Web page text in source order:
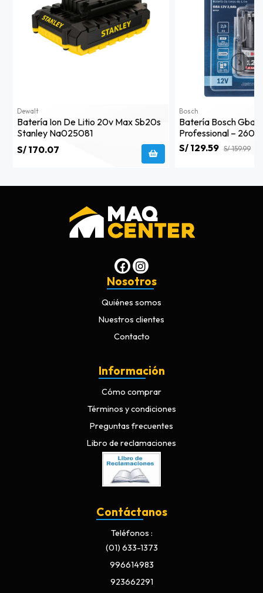
Dewalt
Batería Ion De Litio 20v Max Sb20s
Stanley Na025081
S/ 170.07
Bosch
Batería Bosch Gba
Professional –
S/ 129.59 S/ 159.99
Nosotros
Quiénes somos
Nuestros clientes
Contacto
Información
Cómo comprar
Términos y condiciones
Preguntas frecuentes
Libro de reclamaciones
Contáctanos
Teléfonos
(01) 633-1373
996614983
923662291